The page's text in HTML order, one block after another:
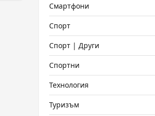
Смартфони
Спорт
Спорт | Други
Спортни
Технология
Туризъм